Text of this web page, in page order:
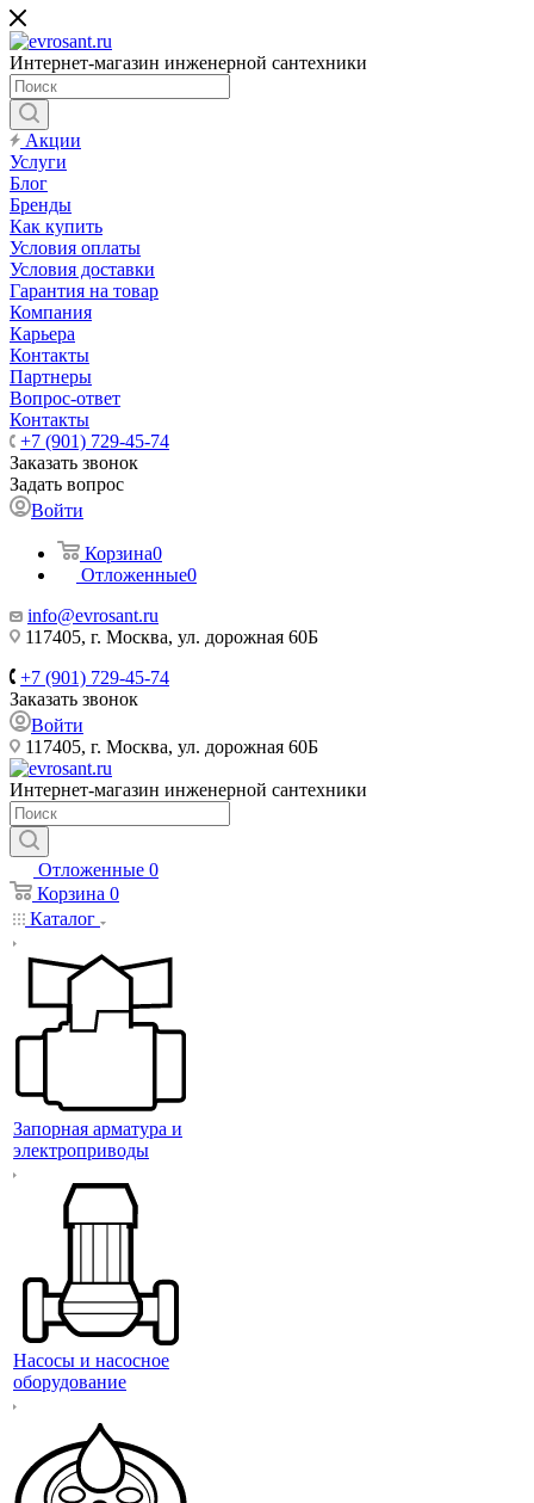
Интернет-магазин инженерной сантехники
Акции
Услуги
Блог
Бренды
Как купить
Условия оплаты
Условия доставки
Гарантия на товар
Компания
Карьера
Контакты
Партнеры
Вопрос-ответ
Контакты
+7 (901) 729-45-74
Заказать звонок
Задать вопрос
Войти
Корзина0
Отложенные0
info@evrosant.ru
117405, г. Москва, ул. дорожная 60Б
+7 (901) 729-45-74
Заказать звонок
Войти
117405, г. Москва, ул. дорожная 60Б
Интернет-магазин инженерной сантехники
Отложенные 0
Корзина 0
Каталог
Запорная арматура и
электроприводы
Насосы и насосное
оборудование